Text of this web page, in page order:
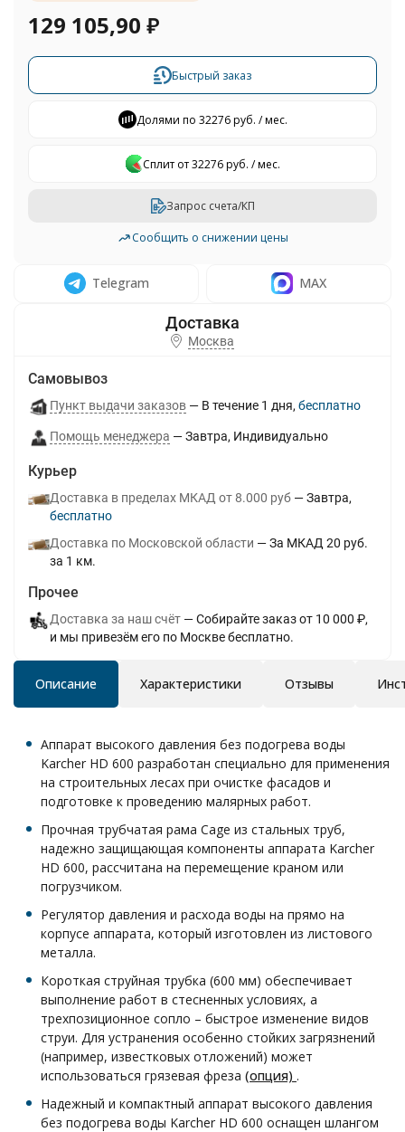
129 105,90 ₽
Быстрый заказ
Долями по 32276 руб. / мес.
Сплит от 32276 руб. / мес.
Запрос счета/КП
Сообщить о снижении цены
Telegram MAX
Москва
Самовывоз
Пункт выдачи заказов В течение 1 дня Бесплатно
Помощь менеджера Завтра Индивидуально
Курьер
Доставка в пределах МКАД от 8.000 руб
Завтра
Бесплатно
Доставка по Московской области
За МКАД 20 руб.
за 1 км.
Прочее
Доставка за наш счёт
Собирайте заказ от 10 000 ₽,
и мы привезём его по Москве бесплатно.
Описание Характеристики Отзывы
Аппарат высокого давления без подогрева воды
Karcher HD 600 разработан специально для применения
на строительных лесах при очистке фасадов и
подготовке к проведению малярных работ.
Прочная трубчатая рама Cage из стальных труб,
надежно защищающая компоненты аппарата Karcher
HD 600, рассчитана на перемещение краном или
погрузчиком.
Регулятор давления и расхода воды на прямо на
корпусе аппарата, который изготовлен из листового
металла.
Короткая струйная трубка (600 мм) обеспечивает
выполнение работ в стесненных условиях, а
трехпозиционное сопло – быстрое изменение видов
струи. Для устранения особенно стойких загрязнений
(например, известковых отложений) может
использоваться грязевая фреза (опция) .
Надежный и компактный аппарат высокого давления
без подогрева воды Karcher HD 600 оснащен шлангом